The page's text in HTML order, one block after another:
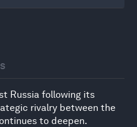
Russia following its
rivalry between the
to deepen.